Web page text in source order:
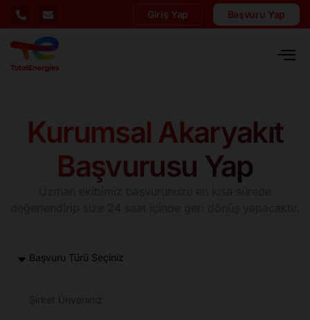
Giriş Yap Başvuru Yap
Kurumsal Akaryakıt
Başvurusu Yap